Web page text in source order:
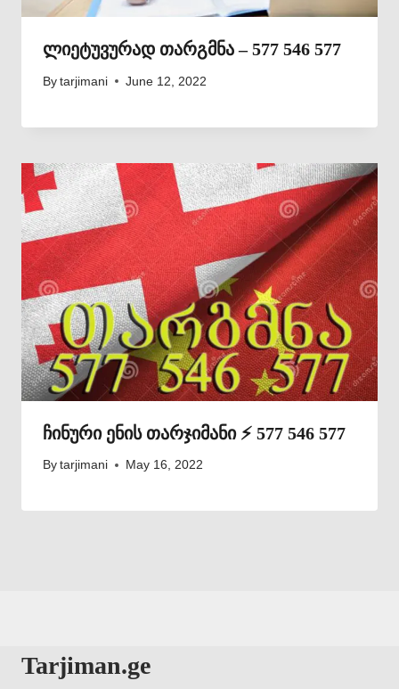
ლიეტუვურად თარგმნა – 577 546 577
By tarjimani June 12, 2022
ჩინური ენის თარჯიმანი ⚡ 577 546 577
By tarjimani May 16, 2022
Tarjiman.ge